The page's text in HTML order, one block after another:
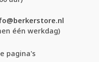
één werkdag)
pagina's